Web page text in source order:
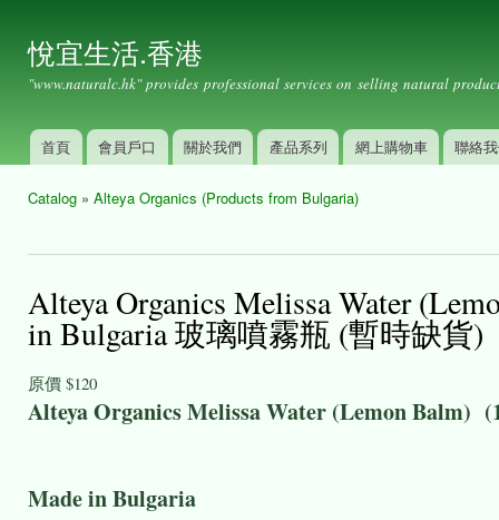
悅宜生活.香港
"www.naturalc.hk" provides professional services on selling natural
Main menu
首頁 會員戶口 關於我們 產品系列 網上購物車 聯絡
Catalog » Alteya Organics (Products from Bulgaria)
Alteya Organics Melissa Water
in Bulgaria 玻璃噴霧瓶 (暫時缺貨)
原價 $120
Alteya Organics Melissa Water (Lemon
Made in